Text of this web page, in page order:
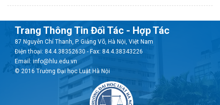
Trang Thông Tin Đối Tác - Hợp Tác
87 Nguyễn Chí Thanh, P. Giảng Võ, Hà Nội, Việt Nam
Điện thoại: 84.4.38352630 - Fax: 84.4.38343226
Email: info@hlu.edu.vn
© 2016 Trường Đại học Luật Hà Nội